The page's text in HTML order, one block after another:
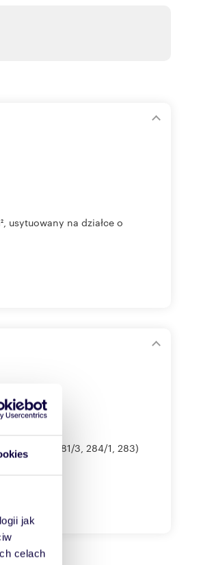
jak
celach
usytuowany na działce o
(3 działki: 281/3, 284/1, 283)